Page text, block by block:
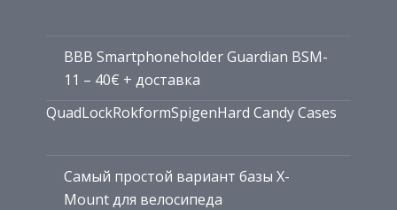
BBB Smartphoneholder Guardian BSM-
11 – 40€ + доставка
QuadLockRokformSpigenHard Candy Cases
Самый простой вариант базы X-
Mount для велосипеда